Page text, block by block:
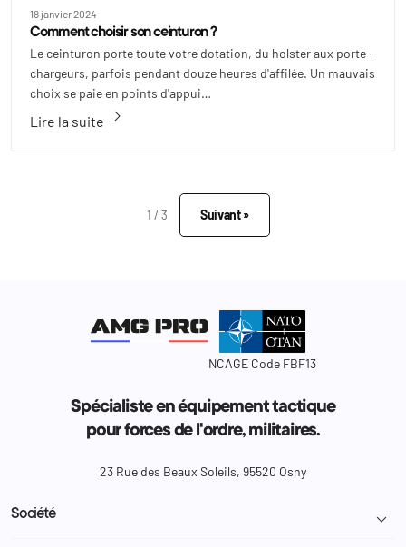
18 janvier 2024
Comment choisir son ceinturon ?
Le ceinturon porte toute votre dotation, du holster aux porte-
chargeurs, parfois pendant douze heures d'affilée. Un mauvais
choix se paie en points d'appui…
Lire la suite keyboard_arrow_right
1 / 3 Suivant »
NCAGE Code FBF13
Spécialiste en équipement tactique
pour forces de l'ordre, militaires.
23 Rue des Beaux Soleils, 95520 Osny
Société 